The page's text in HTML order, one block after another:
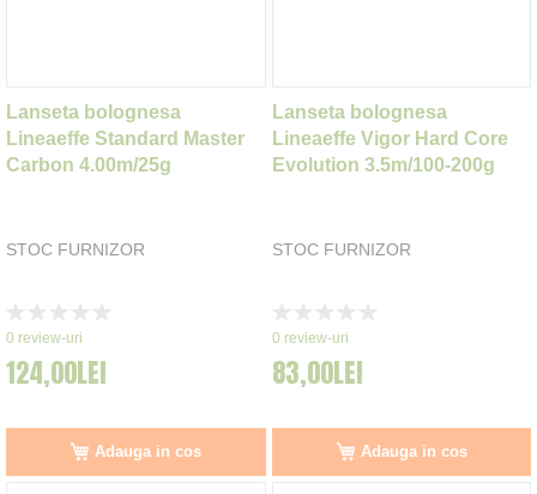
Lanseta bolognesa
Lineaeffe Standard Master
Carbon 4.00m/25g
STOC FURNIZOR
0%
0 review-uri
124,00LEI
Adauga in cos
Lanseta bolognesa
Lineaeffe Vigor Hard Core
Evolution 3.5m/100-200g
STOC FURNIZOR
0%
0 review-uri
83,00LEI
Adauga in cos